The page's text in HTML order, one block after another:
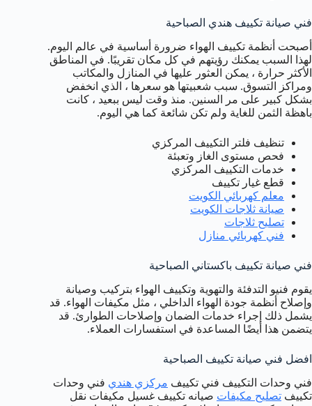
فني صيانة تكييف هندي الصباحية
أصبحت أنظمة تكييف الهواء ضرورة أساسية في عالم اليوم.
لهذا السبب يمكنك رؤيتهم في كل مكان تقريبًا. في المناطق
الأكثر حرارة ، يمكن العثور عليها في المنازل والمكاتب
ومراكز التسوق. سبب شعبيتها هو سعرها ، الذي انخفض
بشكل كبير على مر السنين. منذ وقت ليس ببعيد ، كانت
باهظة الثمن للغاية ولم تكن شائعة كما هي اليوم.
تنظيف فلتر التكييف المركزي
فحص مستوى الغاز وتعبئة
خدمات التكييف المركزي
قطع غيار تكييف
معلم كهربائي الكويت
صيانة ثلاجات الكويت
تصليح ثلاجات
فني كهربائي منازل
فني صيانة تكييف باكستاني الصباحية
يقوم فنيو التدفئة والتهوية وتكييف الهواء بتركيب وصيانة
وإصلاح أنظمة جودة الهواء الداخلي ، مثل مكيفات الهواء. قد
يشمل ذلك إجراء خدمات الضمان وإصلاحات الطوارئ. قد
يتضمن هذا أيضًا المساعدة في استفسارات العملاء.
افضل فني صيانة تكييف الصباحية
فني وحدات التكييف فني تكييف مركزي هندي فني وحدات
تكييف تصليح مكيفات صيانه تكييف غسيل مكيفات نقل